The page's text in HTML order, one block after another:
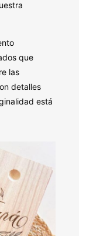
que
las
detalles
está